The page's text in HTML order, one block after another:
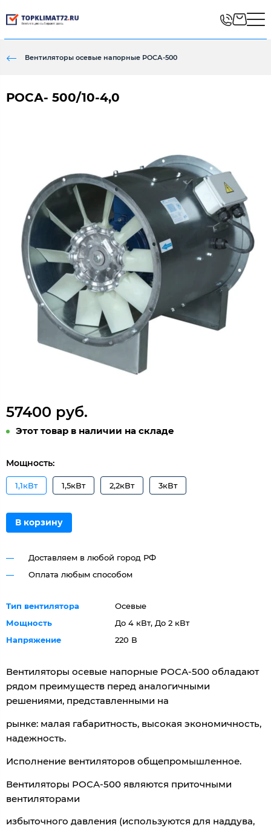
Вентиляторы осевые напорные РОСА-500
РОСА- 500/10-4,0
57400 руб.
Этот товар в наличии на складе
Мощность:
1,1кВт 1,5кВт 2,2кВт 3кВт
В корзину
Доставляем в любой город РФ
Оплата любым способом
Тип вентилятора
Осевые
Мощность
До 4 кВт, До 2 кВт
Напряжение
220 В
Вентиляторы осевые напорные РОСА-500 обладают
рядом преимуществ перед аналогичными
решениями, представленными на
рынке: малая габаритность, высокая экономичность,
надежность.
Исполнение вентиляторов общепромышленное.
Вентиляторы РОСА-500 являются приточными
вентиляторами
избыточного давления (используются для наддува,